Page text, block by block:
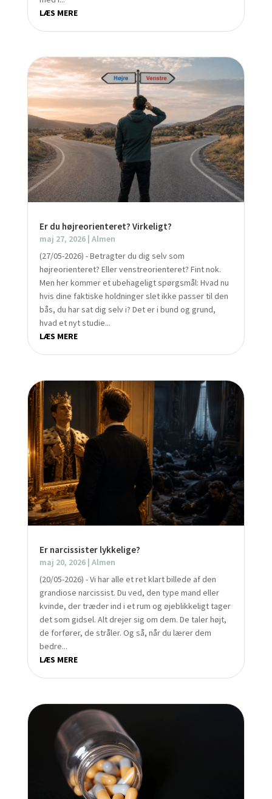
LÆS MERE
Er du højreorienteret? Virkeligt?
maj 27, 2026| Almen
(27/05-2026) - Betragter du dig selv som
højreorienteret? Eller venstreorienteret? Fint nok.
Men her kommer et ubehageligt spørgsmål: Hvad nu
hvis dine faktiske holdninger slet ikke passer til den
bås, du har sat dig selv i? Det er i bund og grund,
hvad et nyt studie...
LÆS MERE
Er narcissister lykkelige?
maj 20, 2026| Almen
(20/05-2026) - Vi har alle et ret klart billede af den
grandiose narcissist. Du ved, den type mand eller
kvinde, der træder ind i et rum og øjeblikkeligt tager
det som gidsel. Alt drejer sig om dem. De taler højt,
de forfører, de stråler. Og så, når du lærer dem
bedre...
LÆS MERE